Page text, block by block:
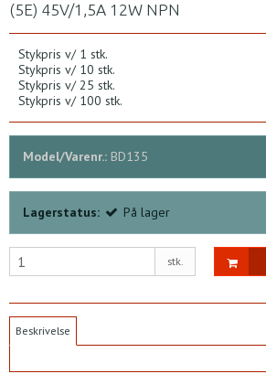
(5E) 45V/1,5A 12W NPN
Stykpris v/ 1 stk.
Stykpris v/ 10 stk.
Stykpris v/ 25 stk.
Stykpris v/ 100 stk.
Model/Varenr.: BD135
Lagerstatus: På lager
stk.
Beskrivelse